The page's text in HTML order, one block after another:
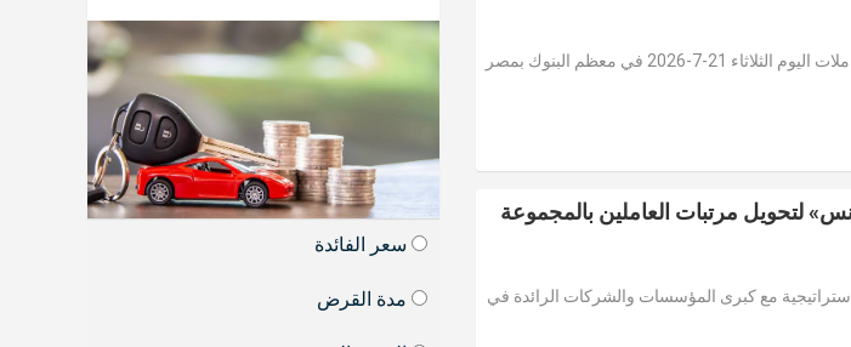
استقر سعر الدولار أمام الجنيه المصري بداية تعاملات اليوم الثلاثاء 21-7-2026 في معظم البنوك بمصر
لتحويل مرتبات العاملين بالمجموعة
مع كبرى المؤسسات والشركات الرائدة في
سعر الفائدة
مدة القرض